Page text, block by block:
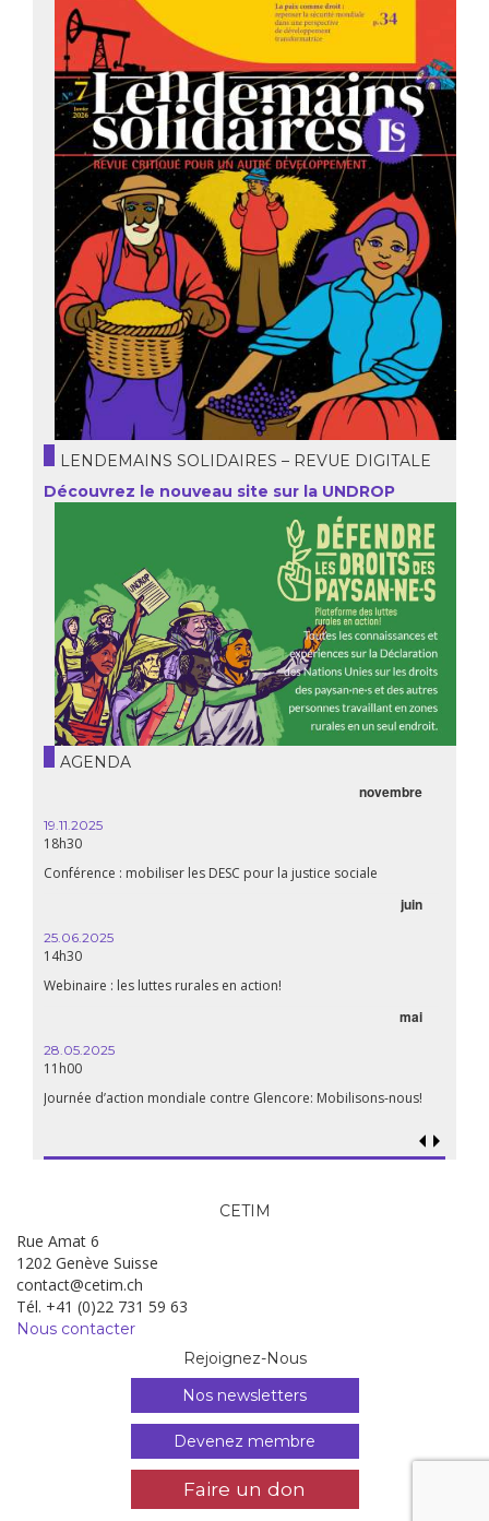
LENDEMAINS SOLIDAIRES – REVUE DIGITALE
Découvrez le nouveau site sur la UNDROP
AGENDA
novembre
19.11.2025
18h30
Conférence : mobiliser les DESC pour la justice sociale
juin
25.06.2025
14h30
Webinaire : les luttes rurales en action!
mai
28.05.2025
11h00
Journée d’action mondiale contre Glencore: Mobilisons-nous!
CETIM
Rue Amat 6
1202 Genève Suisse
contact@cetim.ch
Tél. +41 (0)22 731 59 63
Nous contacter
Rejoignez-Nous
Nos newsletters
Devenez membre
Faire un don